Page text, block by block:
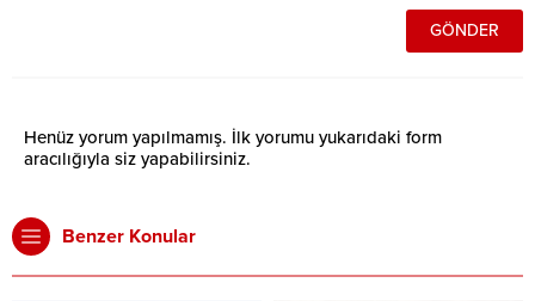
Henüz yorum yapılmamış. İlk yorumu yukarıdaki form
aracılığıyla siz yapabilirsiniz.
Benzer Konular